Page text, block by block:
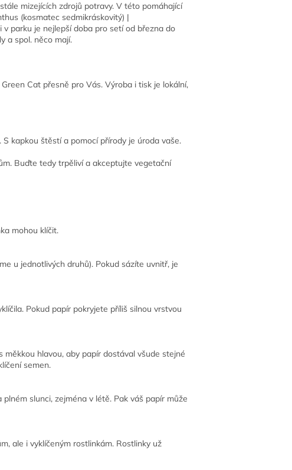
mizejících zdrojů potravy. V této pomáhající
(kosmatec sedmikráskovitý) |
parku je nejlepší doba pro setí od března do
a spol. něco mají.
Cat přesně pro Vás. Výroba i tisk je lokální,
kapkou štěstí a pomocí přírody je úroda vaše.
Buďte tedy trpěliví a akceptujte vegetační
mohou klíčit.
u jednotlivých druhů). Pokud sázíte uvnitř, je
Pokud papír pokryjete příliš silnou vrstvou
hlavou, aby papír dostával všude stejné
semen.
slunci, zejména v létě. Pak váš papír může
ale i vyklíčeným rostlinkám. Rostlinky už